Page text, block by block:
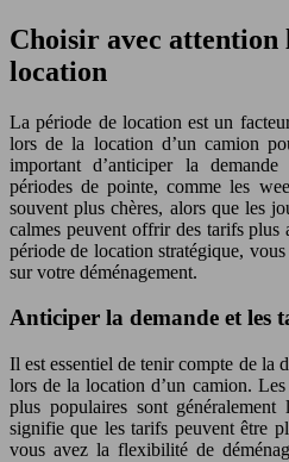
Choisir avec attention
location
La période de location est un
lors de la location d’un camion
important d’anticiper la
périodes de pointe, comme les
souvent plus chères, alors que les
calmes peuvent offrir des tarifs plus
période de location stratégique,
sur votre déménagement.
Anticiper la demande et les
Il est essentiel de tenir compte de la
lors de la location d’un camion.
plus populaires sont
signifie que les tarifs peuvent être
vous avez la flexibilité de